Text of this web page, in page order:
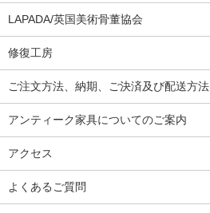
LAPADA/英国美術骨董協会
修復工房
ご注文方法、納期、ご決済及び配送方法
アンティーク家具についてのご案内
アクセス
よくあるご質問